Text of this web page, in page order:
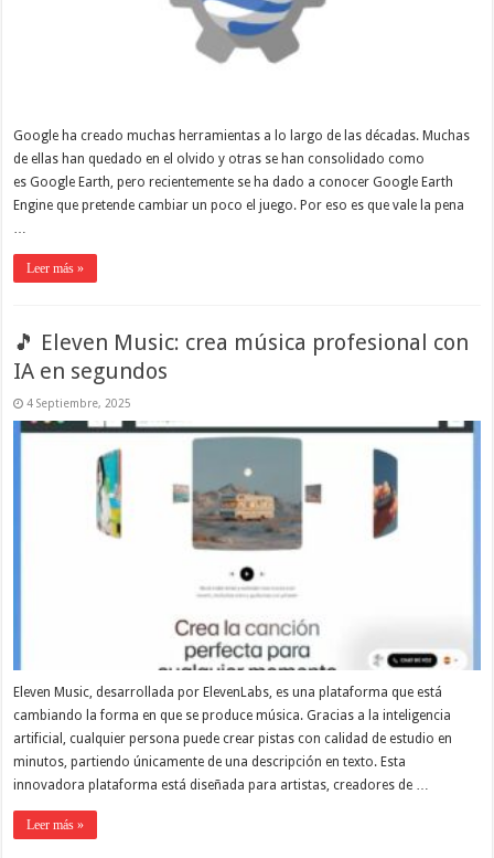
Google ha creado muchas herramientas a lo largo de las décadas. Muchas
de ellas han quedado en el olvido y otras se han consolidado como
es Google Earth, pero recientemente se ha dado a conocer Google Earth
Engine que pretende cambiar un poco el juego. Por eso es que vale la pena
…
Leer más »
🎵 Eleven Music: crea música profesional con
IA en segundos
4 Septiembre, 2025
Eleven Music, desarrollada por ElevenLabs, es una plataforma que está
cambiando la forma en que se produce música. Gracias a la inteligencia
artificial, cualquier persona puede crear pistas con calidad de estudio en
minutos, partiendo únicamente de una descripción en texto. Esta
innovadora plataforma está diseñada para artistas, creadores de …
Leer más »